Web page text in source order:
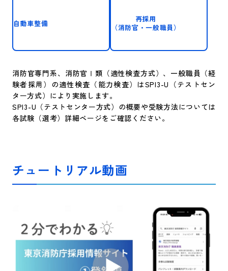
自動車整備
再採用
（消防官・一般職員）
消防官専門系、消防官Ⅰ類（適性検査方式）、一般職員（経
験者採用）の適性検査（能力検査）はSPI3-U（テストセン
ター方式）により実施します。
SPI3-U（テストセンター方式）の概要や受験方法については
各試験（選考）詳細ページをご確認ください。
チュートリアル動画